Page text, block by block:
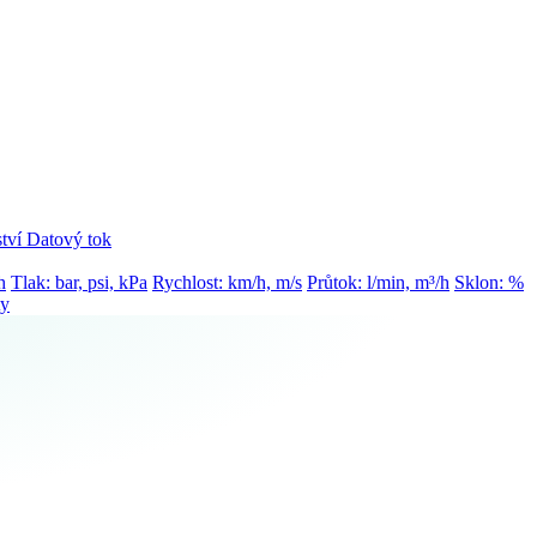
Datový tok
Tlak: bar, psi, kPa Rychlost: km/h, m/s Průtok: l/min, m³/h Sklon: %